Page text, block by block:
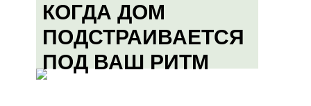
КОГДА ДОМ
ПОДСТРАИВАЕТСЯ
ПОД ВАШ РИТМ